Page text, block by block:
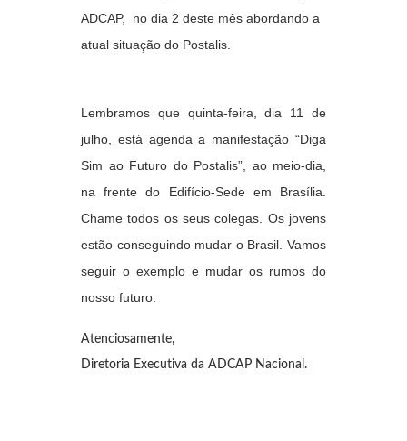
ADCAP, no dia 2 deste mês abordando a
atual situação do Postalis.
Lembramos que quinta-feira, dia 11 de
julho, está agenda a manifestação “Diga
Sim ao Futuro do Postalis”, ao meio-dia,
na frente do Edifício-Sede em Brasília.
Chame todos os seus colegas. Os jovens
estão conseguindo mudar o Brasil. Vamos
seguir o exemplo e mudar os rumos do
nosso futuro.
Atenciosamente,
Diretoria Executiva da ADCAP Nacional.